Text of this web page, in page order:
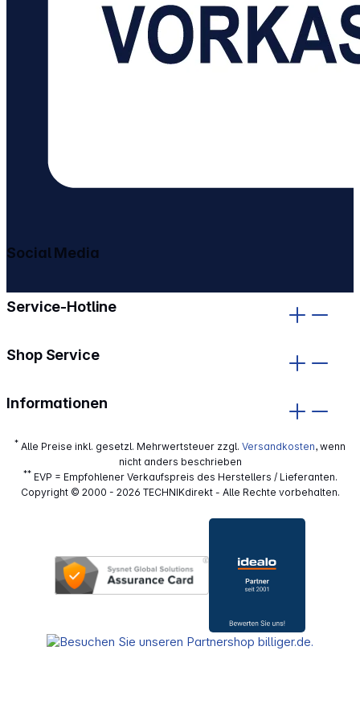
Service-Hotline
Shop Service
Informationen
Social Media
* Alle Preise inkl. gesetzl. Mehrwertsteuer zzgl. Versandkosten, wenn
nicht anders beschrieben
**EVP = Empfohlener Verkaufspreis des Herstellers / Lieferanten.
Copyright © 2000 - 2026 TECHNIKdirekt - Alle Rechte vorbehalten.